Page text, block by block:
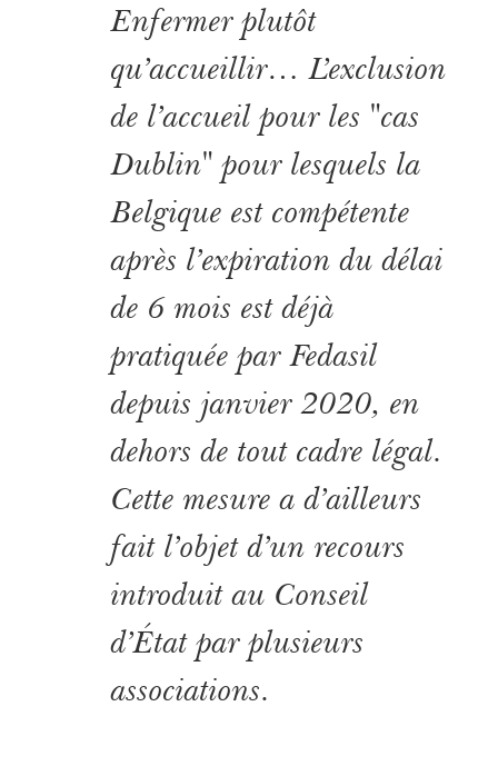
Enfermer plutôt
qu’accueillir… L’exclusion
de l’accueil pour les "cas
Dublin" pour lesquels la
Belgique est compétente
après l’expiration du délai
de 6 mois est déjà
pratiquée par Fedasil
depuis janvier 2020, en
dehors de tout cadre légal.
Cette mesure a d’ailleurs
fait l’objet d’un recours
introduit au Conseil
d’État par plusieurs
associations.